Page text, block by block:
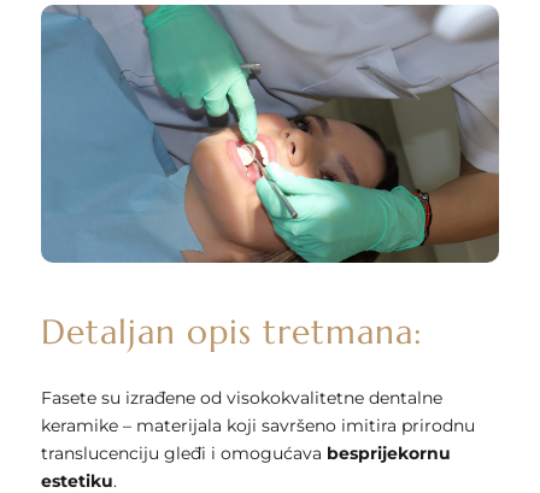
Detaljan opis tretmana:
Fasete su izrađene od visokokvalitetne dentalne
keramike – materijala koji savršeno imitira prirodnu
translucenciju gleđi i omogućava besprijekornu
estetiku.